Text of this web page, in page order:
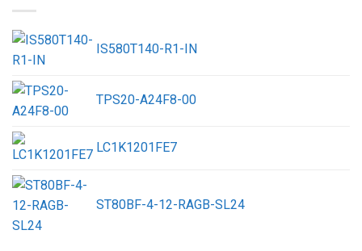
IS580T140-R1-IN
TPS20-A24F8-00
LC1K1201FE7
ST80BF-4-12-RAGB-SL24